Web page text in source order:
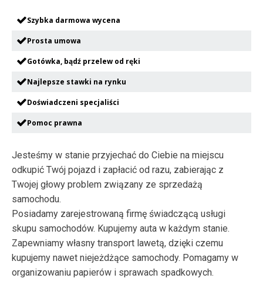
Szybka darmowa wycena
Prosta umowa
Gotówka, bądź przelew od ręki
Najlepsze stawki na rynku
Doświadczeni specjaliści
Pomoc prawna
Jesteśmy w stanie przyjechać do Ciebie na miejscu
odkupić Twój pojazd i zapłacić od razu, zabierając z
Twojej głowy problem związany ze sprzedażą
samochodu.
Posiadamy zarejestrowaną firmę świadczącą usługi
skupu samochodów. Kupujemy auta w każdym stanie.
Zapewniamy własny transport lawetą, dzięki czemu
kupujemy nawet niejeżdżące samochody. Pomagamy w
organizowaniu papierów i sprawach spadkowych.